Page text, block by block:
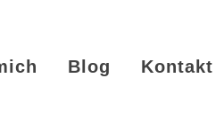
Blog Kontakt